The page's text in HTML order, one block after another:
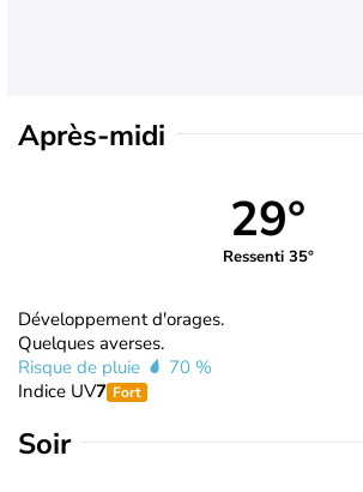
Après-midi
29°
Ressenti 35°
Développement d'orages.
Quelques averses.
Risque de pluie
70 %
Indice UV7 Fort
Soir